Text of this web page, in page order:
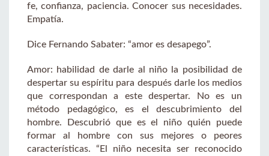
fe, confianza, paciencia. Conocer sus necesidades.
Empatía.
Dice Fernando Sabater: “amor es desapego”.
Amor: habilidad de darle al niño la posibilidad de
despertar su espíritu para después darle los medios
que correspondan a este despertar. No es un
método pedagógico, es el descubrimiento del
hombre. Descubrió que es el niño quién puede
formar al hombre con sus mejores o peores
características. “El niño necesita ser reconocido